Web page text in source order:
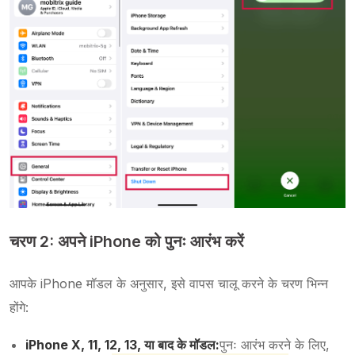
चरण 2: अपने iPhone को पुनः आरंभ करें
आपके iPhone मॉडल के अनुसार, इसे वापस चालू करने के चरण भिन्न
होंगे:
iPhone X, 11, 12, 13, या बाद के मॉडल:पुनः आरंभ करने के लिए,